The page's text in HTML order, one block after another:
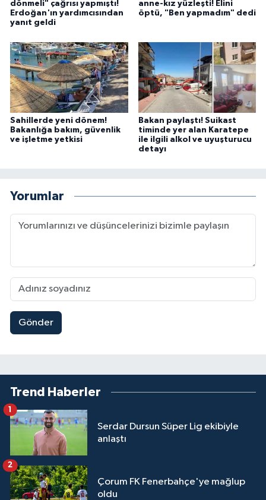
dönmeli" çağrısı yapmıştı!
Erdoğan'ın yardımcısından
yanıt geldi
anne-kız yüzleşti! Elini
öptü, "Ben yapmadım" dedi
Sahillerde yeni dönem!
Bakanlığa bakım, güvenlik
ve işletme yetkisi
Bakan paylaştı! Suikast
timinde yer alan Karatepe
ile ilgili alkol ve uyuşturucu
detayı
Yorumlar
Gönder
Trend Haberler
Serdar Dursun Süper Lig ekibiyle
anlaştı
1
Çorum FK Fenerbahçe'ye mağlup
oldu
2